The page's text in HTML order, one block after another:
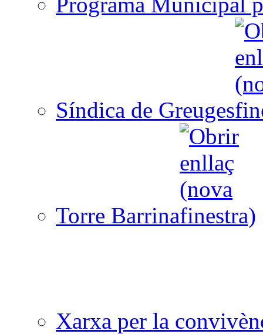
Síndica de Greuges
Torre Barrina
Xarxa per la